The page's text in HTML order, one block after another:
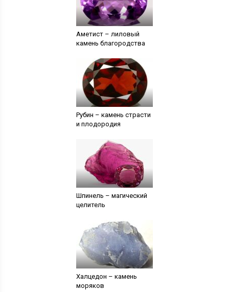
Аметист – лиловый
камень благородства
Рубин – камень страсти
и плодородия
Шпинель – магический
целитель
Халцедон – камень
моряков